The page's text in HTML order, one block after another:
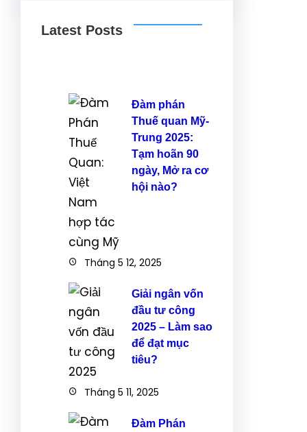
Latest Posts
Đàm phán
Thuế quan Mỹ-
Trung 2025:
Tạm hoãn 90
ngày, Mở ra cơ
hội nào?
Tháng 5 12, 2025
Giải ngân vốn
đầu tư công
2025 – Làm sao
để đạt mục
tiêu?
Tháng 5 11, 2025
Đàm Phán